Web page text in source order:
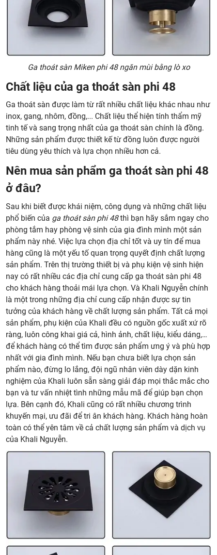
Ga thoát sàn Miken phi 48 ngăn mùi bằng lò xo
Chất liệu của ga thoát sàn phi 48
Ga thoát sàn được làm từ rất nhiều chất liệu khác nhau như
inox, gang, nhôm, đồng,... Chất liệu thể hiện tính thẩm mỹ
tinh tế và sang trọng nhất của ga thoát sàn chính là đồng.
Những sản phẩm được thiết kế từ đồng luôn được người
tiêu dùng yêu thích và lựa chọn nhiều hơn cả.
Nên mua sản phẩm ga thoát sàn phi 48
ở đâu?
Sau khi biết được khái niệm, công dụng và những chất liệu
phổ biến của ga thoát sàn phi 48thì bạn hãy sắm ngay cho
phòng tắm hay phòng vệ sinh của gia đình mình một sản
phẩm này nhé. Việc lựa chọn địa chỉ tốt và uy tín để mua
hàng cũng là một yếu tố quan trọng quyết định chất lượng
sản phẩm. Trên thị trường thiết bị và phụ kiện vệ sinh hiện
nay có rất nhiều các địa chỉ cung cấp ga thoát sàn phi 48
cho khách hàng thoải mái lựa chọn. Và Khali Nguyễn chính
là một trong những địa chỉ cung cấp nhận được sự tin
tưởng của khách hàng về chất lượng sản phẩm. Tất cả mọi
sản phẩm, phụ kiện của Khali đều có nguồn gốc xuất xứ rõ
ràng, luôn công khai giá cả, hình ảnh, chất liệu, kiểu dáng,…
để khách hàng có thể tìm được sản phẩm ưng ý và phù hợp
nhất với gia đình mình. Nếu bạn chưa biết lựa chọn sản
phẩm nào, đừng lo lắng, đội ngũ nhân viên dày dặn kinh
nghiệm của Khali luôn sẵn sàng giải đáp mọi thắc mắc cho
bạn và tư vấn nhiệt tình những mẫu mã để giúp bạn chọn
lựa. Bên cạnh đó, Khali cũng có rất nhiều chương trình
khuyến mại, ưu đãi để tri ân khách hàng. Khách hàng hoàn
toàn có thể yên tâm về cả chất lượng sản phẩm và dịch vụ
của Khali Nguyễn.